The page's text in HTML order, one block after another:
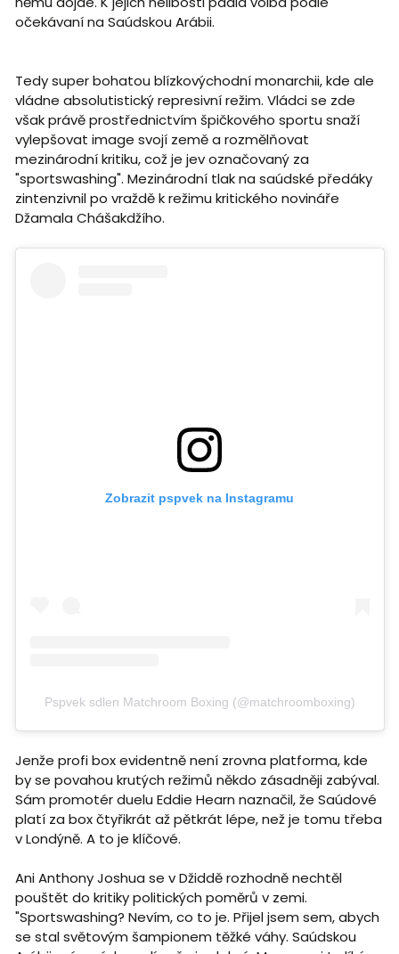
očekávaní na Saúdskou Arábii.
Tedy super bohatou blízkovýchodní monarchii, kde ale
vládne absolutistický represivní režim. Vládci se zde
však právě prostřednictvím špičkového sportu snaží
vylepšovat image svojí země a rozmělňovat
mezinárodní kritiku, což je jev označovaný za
"sportswashing". Mezinárodní tlak na saúdské předáky
zintenzivnil po vraždě k režimu kritického novináře
Džamala Chášakdžího.
Zobrazit pspvek na Instagramu
Pspvek sdlen Matchroom Boxing (@matchroomboxing)
Jenže profi box evidentně není zrovna platforma, kde
by se povahou krutých režimů někdo zásadněji zabýval.
Sám promotér duelu Eddie Hearn naznačil, že Saúdové
platí za box čtyřikrát až pětkrát lépe, než je tomu třeba
v Londýně. A to je klíčové.
Ani Anthony Joshua se v Džiddě rozhodně nechtěl
pouštět do kritiky politických poměrů v zemi.
"Sportswashing? Nevím, co to je. Přijel jsem sem, abych
se stal světovým šampionem těžké váhy. Saúdskou